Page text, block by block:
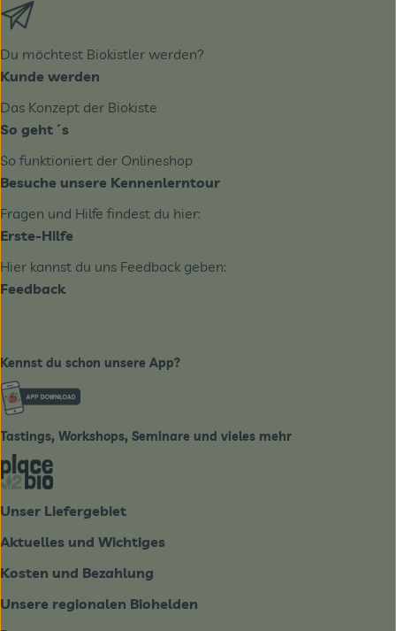
Du möchtest Biokistler werden?
Kunde werden
Das Konzept der Biokiste
So geht´s
So funktioniert der Onlineshop
Besuche unsere Kennenlerntour
Fragen und Hilfe findest du hier:
Erste-Hilfe
Hier kannst du uns Feedback geben:
Feedback
Kennst du schon unsere App?
Externer Link zu https://www.biobote-
Tastings, Workshops, Seminare und vieles mehr
Externer Link zu https://place2bio.de/
Unser Liefergebiet
Aktuelles und Wichtiges
Kosten und Bezahlung
Unsere regionalen Biohelden